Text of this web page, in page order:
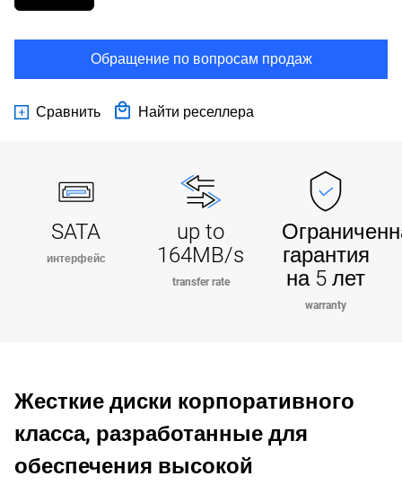
Обращение по вопросам продаж
Сравнить Найти реселлера
SATA
интерфейс
up to
164MB/s
transfer rate
гарантия
на 5 лет
warranty
Жесткие диски корпоративного
класса, разработанные для
обеспечения высокой